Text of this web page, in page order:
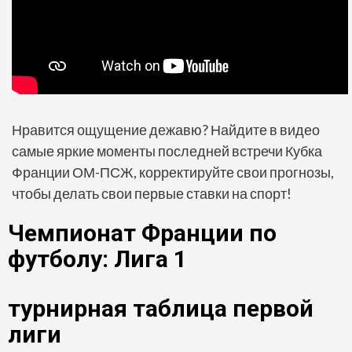
Нравится ощущение дежавю? Найдите в видео
самые яркие моменты последней встречи Кубка
Франции ОМ-ПСЖ, корректируйте свои прогнозы,
чтобы делать свои первые ставки на спорт!
Чемпионат Франции по
футболу: Лига 1
турнирная таблица первой
лиги